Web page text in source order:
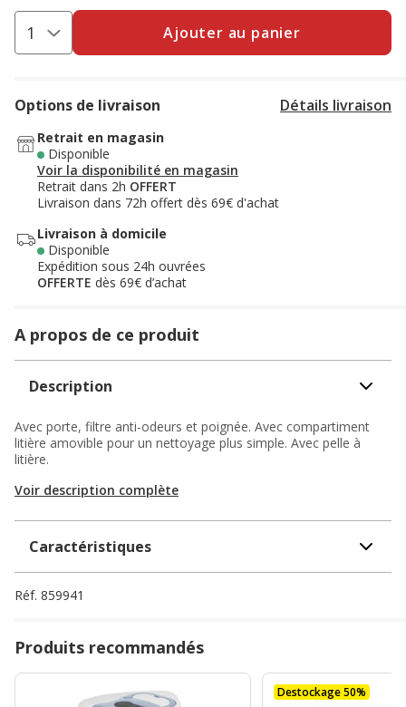
Ajouter au panier
Options de livraison Détails livraison
Retrait en magasin
Disponible
Voir la disponibilité en magasin
Retrait dans 2h OFFERT
Livraison dans 72h offert dès 69€ d'achat
Livraison à domicile
Disponible
Expédition sous 24h ouvrées
OFFERTE dès 69€ d’achat
A propos de ce produit
Description
Avec porte, filtre anti-odeurs et poignée. Avec compartiment
litière amovible pour un nettoyage plus simple. Avec pelle à
litière.
Voir description complète
Caractéristiques
Réf. 859941
Produits recommandés
Destockage 50%